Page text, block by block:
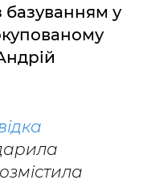
базуванням у